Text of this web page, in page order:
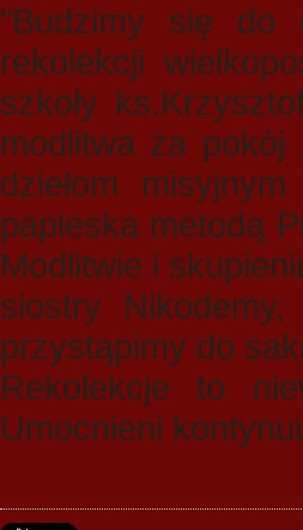
"Budzimy się do
rekolekcji
szkoły
modlitwa za
dziełom
papieska metodą
Modlitwie i
siostry
przystąpimy do
Rekolekcje to
Umocnieni